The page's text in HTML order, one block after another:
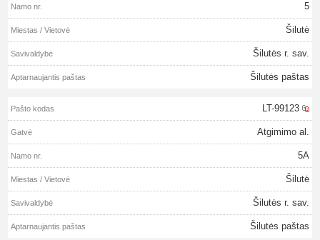
5
Šilutė
Šilutės r. sav.
Šilutės paštas
LT-99123
Atgimimo al.
5A
Šilutė
Šilutės r. sav.
Šilutės paštas